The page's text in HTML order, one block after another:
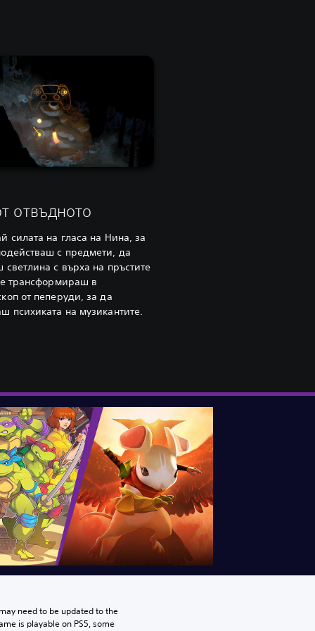
отвъдното
силата на гласа на Нина, за
с предмети, да
светлина с върха на пръстите
трансформираш в
от пеперуди, за да
психиката на музикантите.
need to be updated to the
is playable on PS5, some